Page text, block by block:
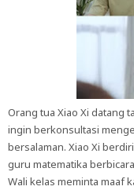
Orang tua Xiao Xi datang
ingin berkonsultasi
bersalaman. Xiao Xi
guru matematika
Wali kelas meminta maaf